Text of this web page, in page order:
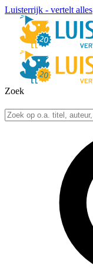
Luisterrijk - vertelt alles
Zoek